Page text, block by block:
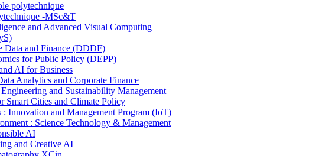
polytechnique
-MSc&T
and Advanced Visual Computing
and Finance (DDDF)
for Public Policy (DEPP)
AI for Business
Analytics and Corporate Finance
and Sustainability Management
Smart Cities and Climate Policy
Innovation and Management Program (IoT)
: Science Technology & Management
AI
and Creative AI